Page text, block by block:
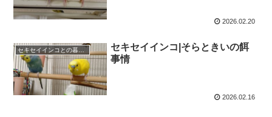
2026.02.20
セキセイインコ|そらときいの餌
事情
2026.02.16